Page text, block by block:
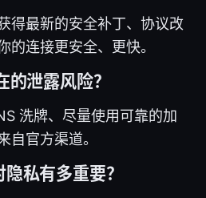
得最新的安全补丁、协议改
的连接更安全、更快。
泄露风险？
洗牌、尽量使用可靠的加
自官方渠道。
私有多重要？